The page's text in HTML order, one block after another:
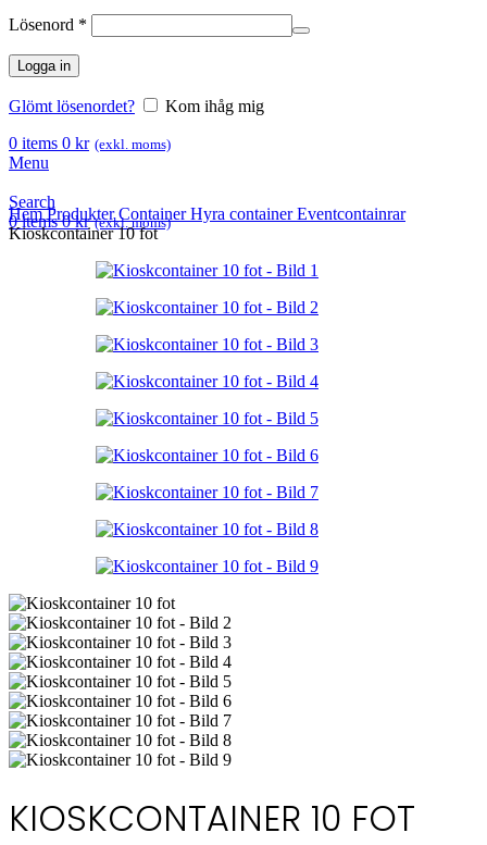
Lösenord *
Logga in
Glömt lösenordet?
Kom ihåg mig
0 items 0 kr (exkl. moms)
Menu
Search
0items 0kr (exkl. moms)
HemProdukterContainerHyra containerEventcontainrar
Kioskcontainer 10 fot
KIOSKCONTAINER 10 FOT